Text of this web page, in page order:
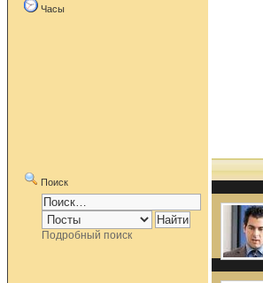
Часы
Поиск
Подробный поиск